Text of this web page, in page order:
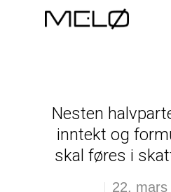
Nesten
inntekt og
skal føres i
22. mars